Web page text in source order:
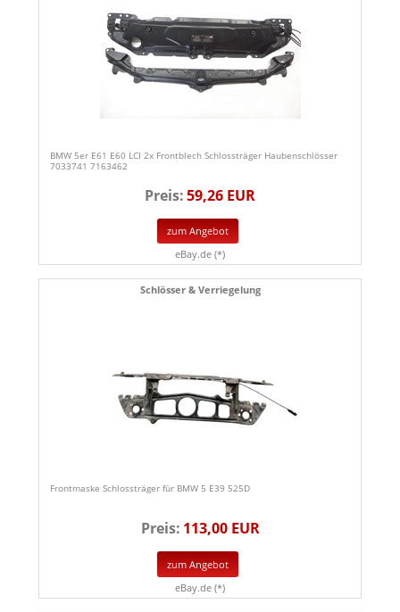
BMW 5er E61 E60 LCI 2x Frontblech Schlossträger Haubenschlösser
7033741 7163462
Preis:59,26 EUR
zum Angebot
eBay.de (*)
Schlösser & Verriegelung
Frontmaske Schlossträger für BMW 5 E39 525D
Preis: 113,00 EUR
zum Angebot
eBay.de (*)